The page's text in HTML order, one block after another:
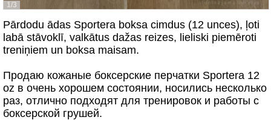
1/3
Pārdodu ādas Sportera boksa cimdus (12 unces), ļoti
labā stāvoklī, valkātus dažas reizes, lieliski piemēroti
treniņiem un boksa maisam.
Продаю кожаные боксерские перчатки Sportera 12
oz в очень хорошем состоянии, носились несколько
раз, отлично подходят для тренировок и работы с
боксерской грушей.